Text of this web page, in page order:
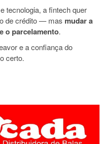
tecnologia, a fintech quer
de crédito — mas mudar a
o parcelamento.
e a confiança do
certo.